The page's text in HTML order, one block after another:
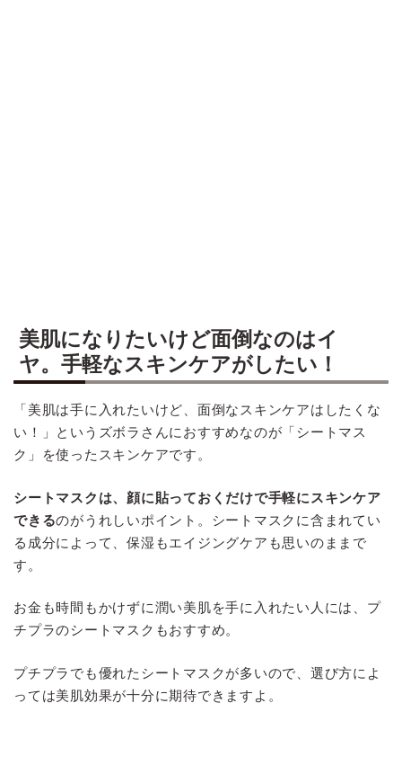
美肌になりたいけど面倒なのはイ
ヤ。手軽なスキンケアがしたい！
「美肌は手に入れたいけど、面倒なスキンケアはしたくな
い！」というズボラさんにおすすめなのが「シートマス
ク」を使ったスキンケアです。
シートマスクは、顔に貼っておくだけで手軽にスキンケア
できるのがうれしいポイント。シートマスクに含まれてい
る成分によって、保湿もエイジングケアも思いのままで
す。
お金も時間もかけずに潤い美肌を手に入れたい人には、プ
チプラのシートマスクもおすすめ。
プチプラでも優れたシートマスクが多いので、選び方によ
っては美肌効果が十分に期待できますよ。